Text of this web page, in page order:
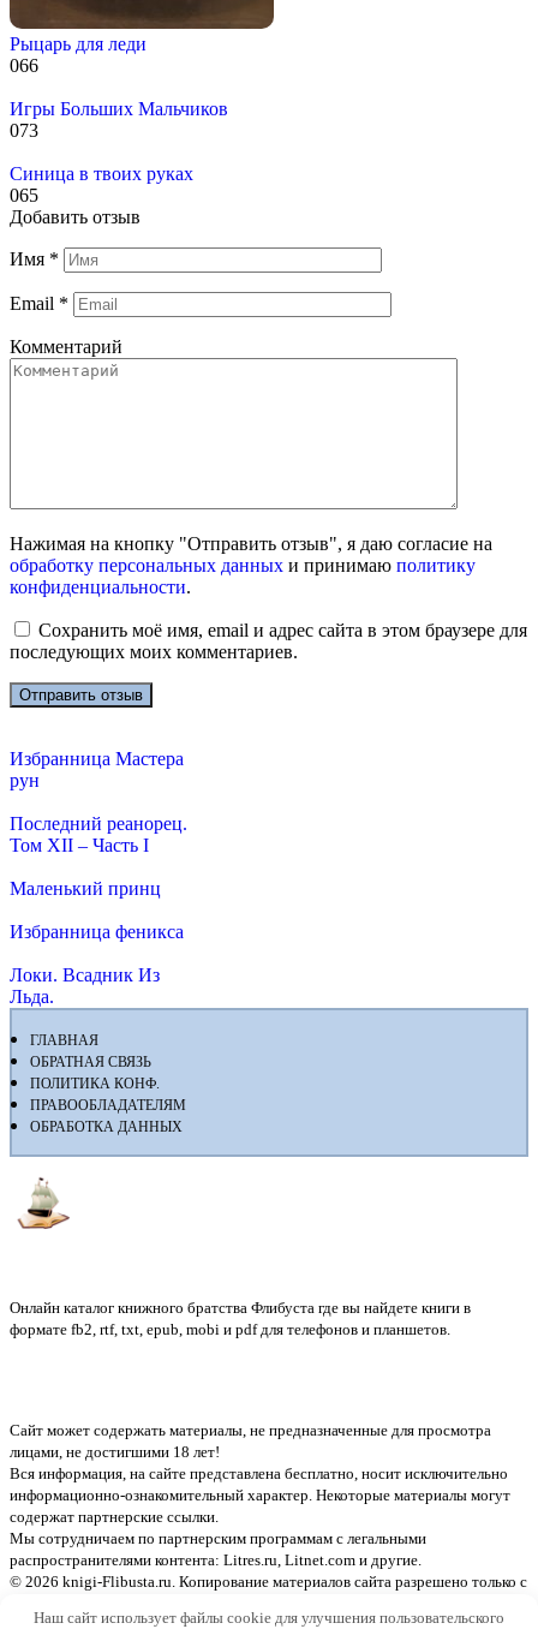
Рыцарь для леди
066
Игры Больших Мальчиков
073
Синица в твоих руках
065
Добавить отзыв
Имя *
Email *
Комментарий
Нажимая на кнопку "Отправить отзыв", я даю согласие на
обработку персональных данных и принимаю политику
конфиденциальности.
Сохранить моё имя, email и адрес сайта в этом браузере для
последующих моих комментариев.
Избранница Мастера
рун
Последний реанорец.
Том XII – Часть I
Маленький принц
Избранница феникса
Локи. Всадник Из
Льда.
ГЛАВНАЯ
ОБРАТНАЯ СВЯЗЬ
ПОЛИТИКА КОНФ.
ПРАВООБЛАДАТЕЛЯМ
ОБРАБОТКА ДАННЫХ
Онлайн каталог книжного братства Флибуста где вы найдете книги в
формате fb2, rtf, txt, epub, mobi и pdf для телефонов и планшетов.
Сайт может содержать материалы, не предназначенные для просмотра
лицами, не достигшими 18 лет!
Вся информация, на сайте представлена бесплатно, носит исключительно
информационно-ознакомительный характер. Некоторые материалы могут
содержат партнерские ссылки.
Мы сотрудничаем по партнерским программам с легальными
распространителями контента: Litres.ru, Litnet.com и другие.
© 2026 knigi-Flibusta.ru. Копирование материалов сайта разрешено только с
Наш сайт использует файлы cookie для улучшения пользовательского